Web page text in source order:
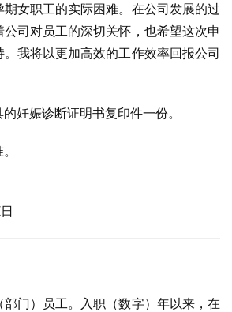
女职工的实际困难。在公司发展的过
司对员工的深切关怀，也希望这次申
我将以更加高效的工作效率回报公司
妊娠诊断证明书复印件一份。
门）员工。入职（数字）年以来，在